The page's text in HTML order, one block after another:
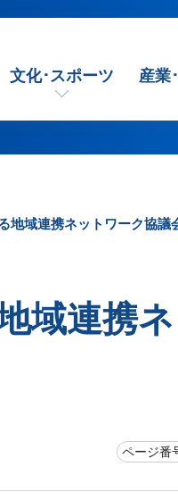
文化･スポーツ 産業
地域連携ネットワーク協議
域連携
ページ番